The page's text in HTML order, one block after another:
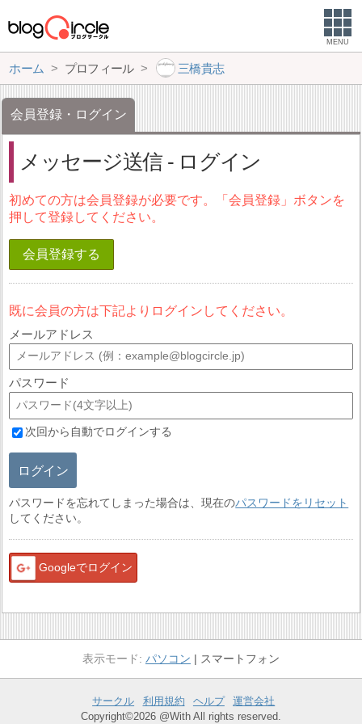
MENU
ホーム プロフィール 三橋貴志
会員登録・ログイン
メッセージ送信 - ログイン
初めての方は会員登録が必要です。「会員登録」ボタンを
押して登録してください。
会員登録する
既に会員の方は下記よりログインしてください。
メールアドレス
パスワード
次回から自動でログインする
ログイン
パスワードを忘れてしまった場合は、現在のパスワードをリセット
してください。
Googleでログイン
パソコン スマートフォン
サークル 利用規約 ヘルプ
運営会社
Copyright©2026 @With All rights reserved.